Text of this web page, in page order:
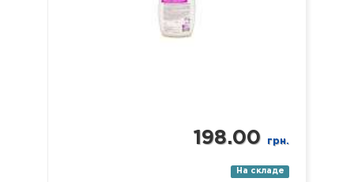
198.00 грн.
На складе